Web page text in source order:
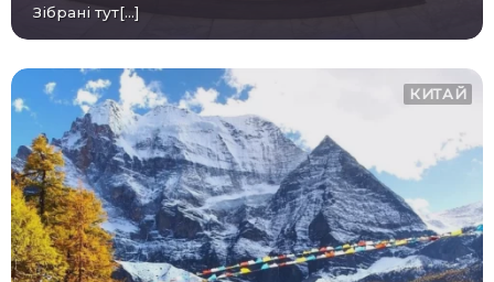
Зібрані тут[...]
КИТАЙ